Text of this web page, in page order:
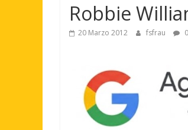
Robbie
20 Marzo 2012 fsfrau